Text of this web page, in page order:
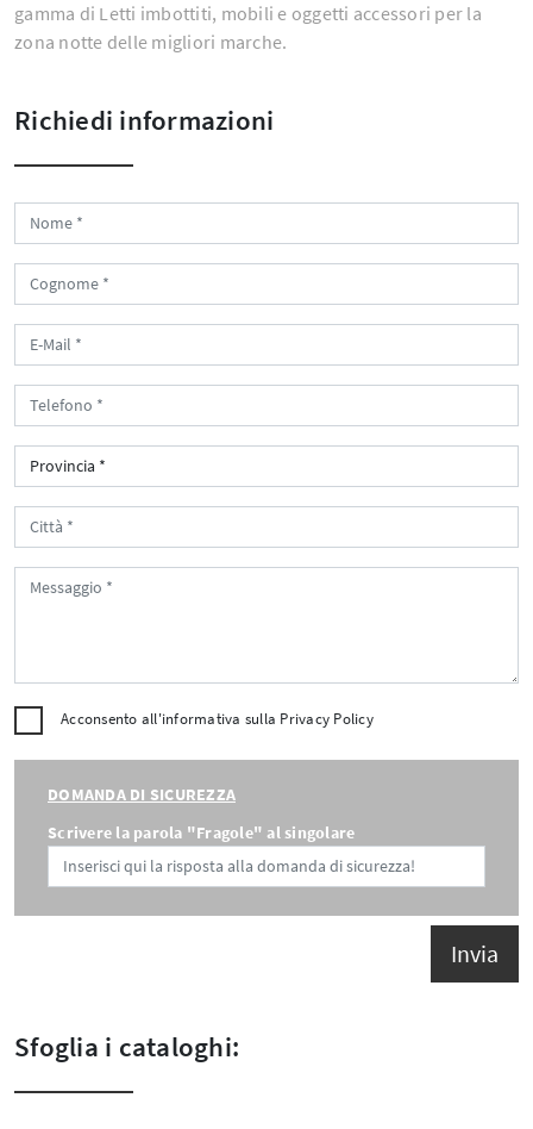
gamma di Letti imbottiti, mobili e oggetti accessori per la
zona notte delle migliori marche.
Richiedi informazioni
Acconsento all'informativa sulla Privacy Policy
DOMANDA DI SICUREZZA
Scrivere la parola "Fragole" al singolare
Invia
Sfoglia i cataloghi: